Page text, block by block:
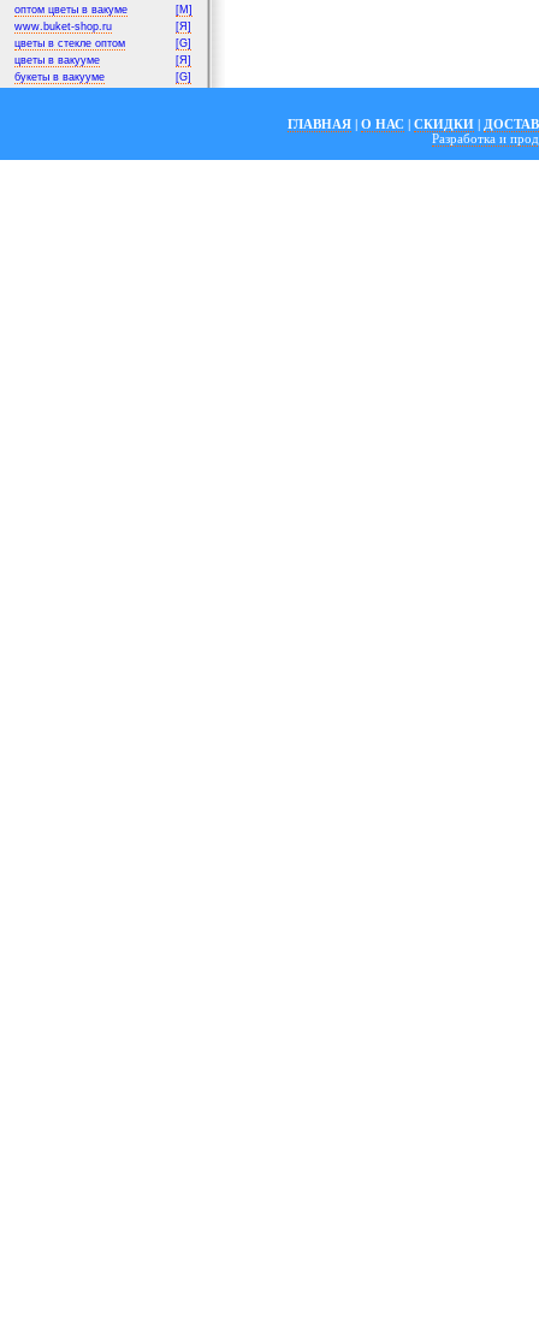
оптом цветы в вакуме
[M]
www.buket-shop.ru
[Я]
цветы в стекле оптом
[G]
цветы в вакууме
[Я]
букеты в вакууме
[G]
ГЛАВНАЯ | О НАС | СКИДКИ |
Разработка и